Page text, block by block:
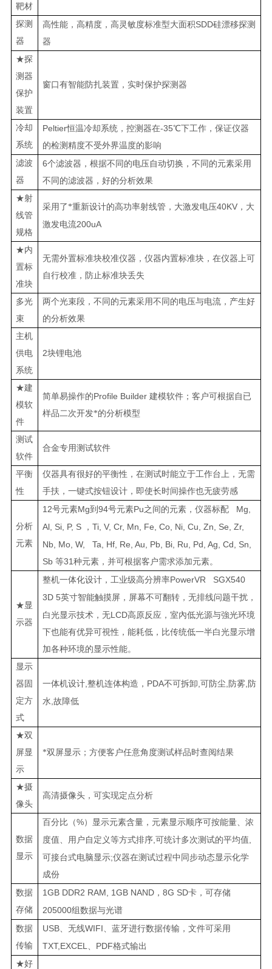
靶材
探测
器
高性能，高精度，高灵敏度标准型大面积SDD硅漂移探测
器
★探
测器
保护
装置
窗口有智能防扎装置，实时保护探测器
冷却
系统
Peltier恒温冷却系统，控测器在-35℃下工作，保证仪器
的检测精度不受外界温度的影响
滤波
器
6个滤波器，根据不同的电压自动切换，不同的元素采用
不同的滤波器，好的分析效果
★射
线管
规格
采用了*重新设计的高功率射线管，大激发电压40KV，大
激发电流200uA
★内
置标
准块
无需外置标准块校准仪器，仪器内置标准块，在仪器上可
自行校准，防止标准块丢失
多光
束
两个光束段，不同的元素采用不同的电压与电流，产生好
的分析效果
主机
供电
系统
2块锂电池
★建
模软
件
简单易操作的Profile Builder 建模软件；客户可根据自已
样品二次开发*的分析模型
测试
软件
合金专用测试软件
平衡
性
仪器具有很好的平衡性，在测试时能立于工作台上，无需
手扶，一键式按钮设计，即使长时间操作也无疲劳感
分析
元素
12号元素Mg到 94号元素Pu之间的元素，仪器标配
Mg,
Al, Si, P, S
， Ti, V, Cr, Mn, Fe, Co, Ni, Cu, Zn, Se, Zr,
Nb, Mo, W, Ta, Hf, Re, Au, Pb, Bi, Ru, Pd, Ag, Cd, Sn,
Sb 等31 种元素，并可根据客户需求添加元素。
★显
示器
整机一体化设计，工业级高分辨率PowerVR SGX540
3D 5英寸智能触摸屏，屏幕不可翻转，无排线问题干扰，
白光显示技术，无LCD高原反应，室內低光源与強光环境
下也能有优异可視性，能耗低，比传统低一半白光显示增
加各种环境的显示性能。
显示
器固
定方
式
一体机设计, 整机连体构造， PDA不可拆卸 可防尘 防雾, 防
水 故障低
★双
屏显
示
*双屏显示；方便客户任意角度测试样品时查阅结果
★摄
像头
高清摄像头，可实现定点分析
数据
显示
百分比（%）显示元素含量，元素显示顺序可按能量、浓
度值、用户自定义等方式排序, 可统计多次测试的平均值
可接台式电脑显示;仪器在测试过程中同步动态显示化学
成份
数据
存储
1GB DDR2 RAM, 1GB NAND， 8G SD卡，可存储
205000组数据与光谱
数据
传输
USB、无线WIFI 、蓝牙进行数据传输，文件可采用
TXT,EXCEL PDF格式输出
★好